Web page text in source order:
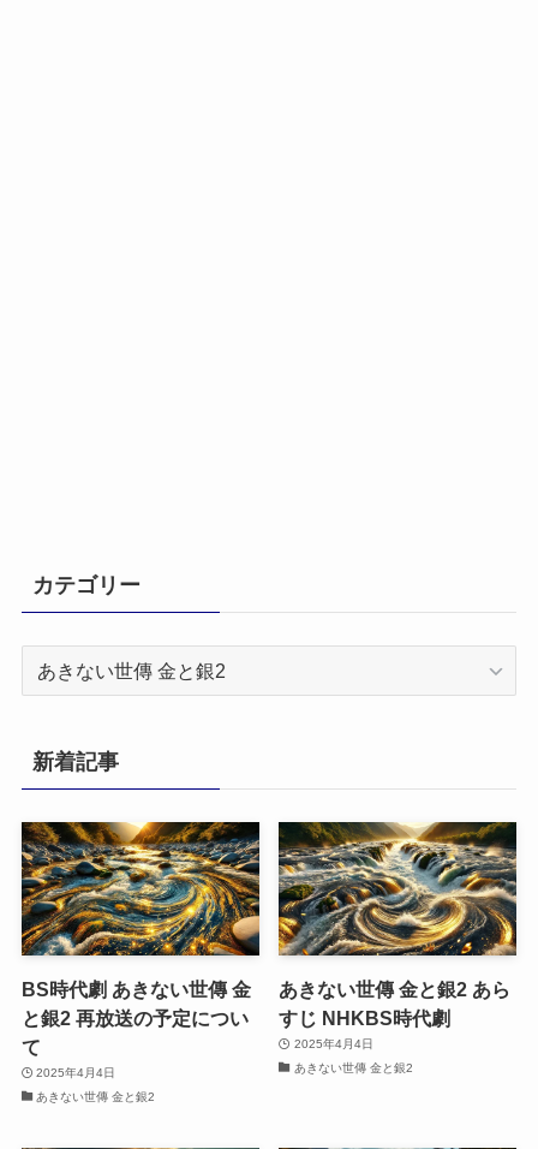
カテゴリー
リ
ー
新着記事
BS時代劇 あきない世傳 金
と銀2 再放送の予定につい
て
2025年4月4日
あきない世傳 金と銀2
あきない世傳 金と銀2 あら
すじ NHKBS時代劇
2025年4月4日
あきない世傳 金と銀2